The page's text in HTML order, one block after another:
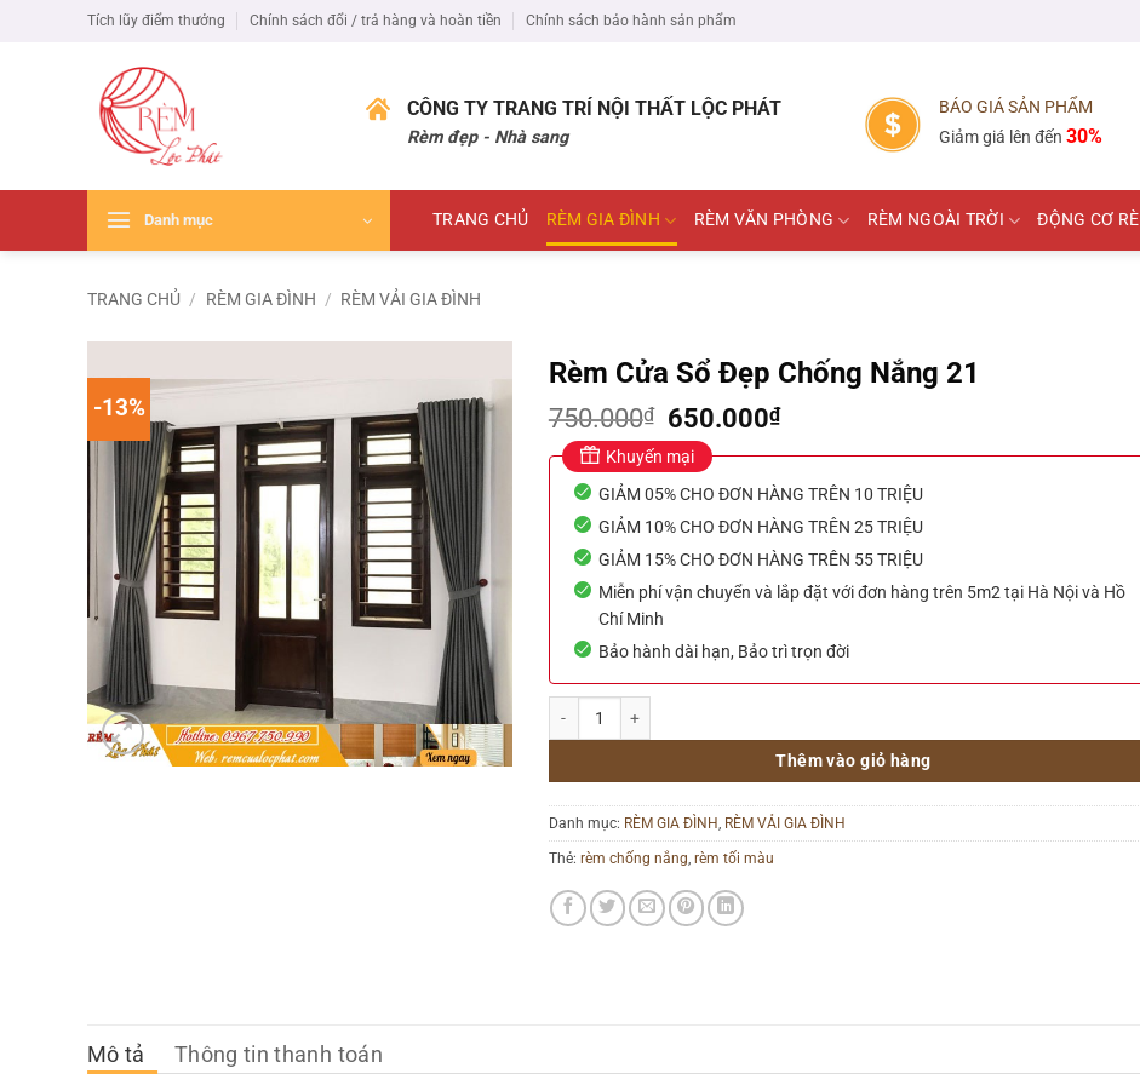
Tích lũy điểm thưởng Chính sách đổi / trả hàng và hoàn tiền Chính sách bảo hành sản phẩm
CÔNG TY TRANG TRÍ NỘI THẤT LỘC PHÁT
Rèm đẹp - Nhà sang
BÁO GIÁ SẢN PHẨM
Giảm giá lên đến 30%
Danh mục TRANG CHỦ RÈM GIA ĐÌNH RÈM VĂN PHÒNG RÈM NGOÀI TRỜI ĐỘNG CƠ
TRANG CHỦ / RÈM GIA ĐÌNH / RÈM VẢI GIA ĐÌNH
-13%
Rèm Cửa Sổ Đẹp Chống Nắng 21
750.000₫
Giá
gốc
là:
750.000₫.
650.000₫Giá
là:
650.000₫.
Khuyến mại
GIẢM 05% CHO ĐƠN HÀNG TRÊN 10 TRIỆU
GIẢM 10% CHO ĐƠN HÀNG TRÊN 25 TRIỆU
GIẢM 15% CHO ĐƠN HÀNG TRÊN 55 TRIỆU
Miễn phí vận chuyển và lắp đặt với đơn hàng trên 5m2 tại Hà Nội và Hồ
Chí Minh
Bảo hành dài hạn, Bảo trì trọn đời
Thêm vào giỏ hàng
Danh mục: RÈM GIA ĐÌNH, RÈM VẢI GIA ĐÌNH
Thẻ: rèm chống nắng, rèm tối màu
Mô tả Thông tin thanh toán